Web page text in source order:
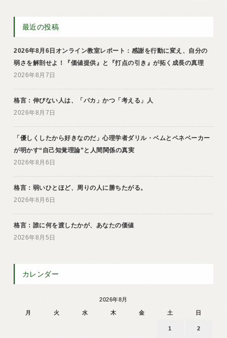
最近の投稿
2026年8月6日オンライン教室レポート：感謝を行動に変え、自分の
弱さを解剖せよ！『価値提供』と『打点の引き』が拓く成長の真理
2026年8月7日
格言：伸びない人は、「バカ」かつ「考える」人
2026年8月7日
「優しくしたから好きなのだ」心理学者ダリル・ベムとペネベーカー
が明かす“自己知覚理論”と人間関係の真実
2026年8月6日
格言：弱いひとほど、周りの人に勝ちたがる。
2026年8月6日
格言：誰に何を渡したかが、あなたの価値
2026年8月5日
カレンダー
2026年8月
月 火 水 木 金 土 日
1 2